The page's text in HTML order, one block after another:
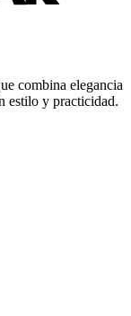
combina elegancia
estilo y practicidad.